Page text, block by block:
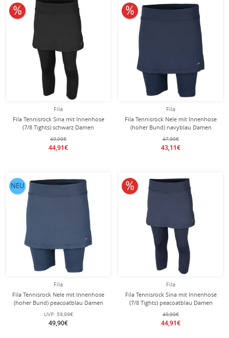
Fila
Fila Tennisrock Sina mit Innenhose
(7/8 Tights) schwarz Damen
49,90€
44,91€
10% reduziert
Fila
Fila Tennisrock Nele mit Innenhose
(hoher Bund) navyblau Damen
47,90€
43,11€
10% reduziert
Fila
Fila Tennisrock Nele mit Innenhose
(hoher Bund) peacoatblau Damen
UVP: 59,99€
49,90€
NEU
Fila
Fila Tennisrock Sina mit Innenhose
(7/8 Tights) peacoatblau Damen
49,90€
44,91€
10% reduziert